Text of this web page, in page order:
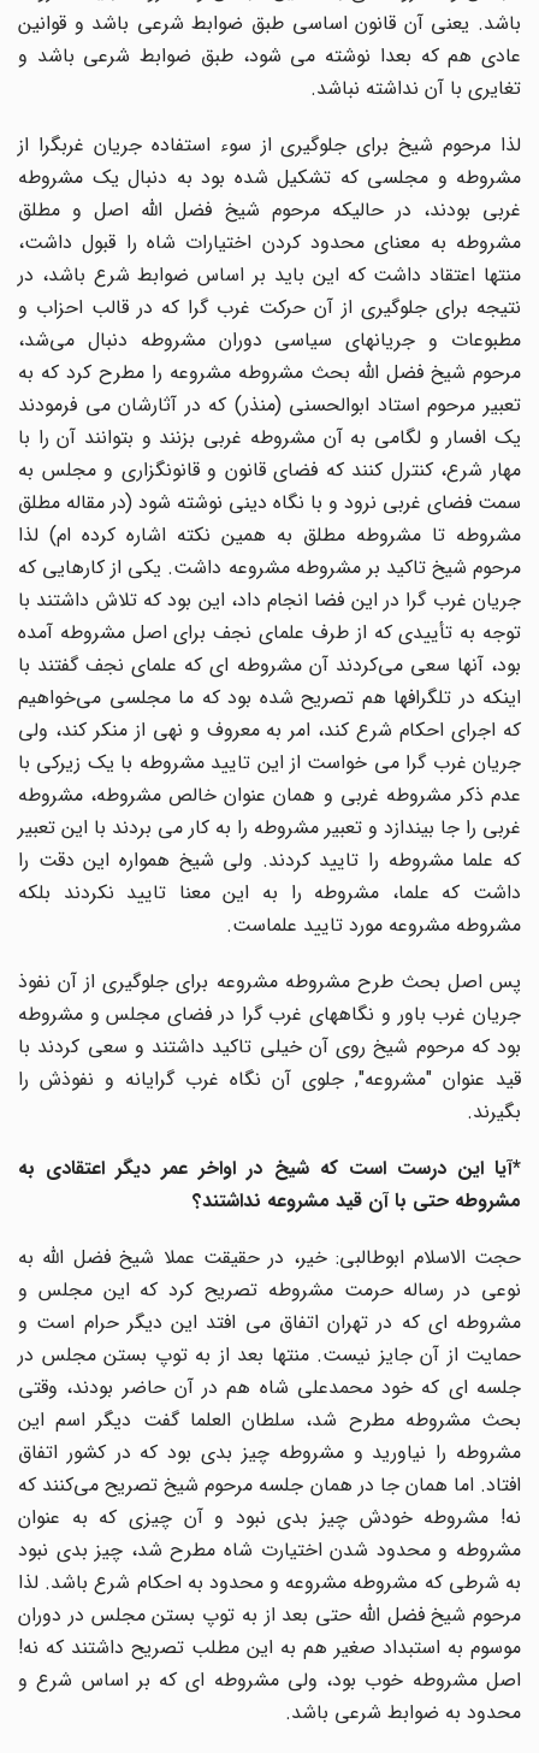
باشد. یعنی آن قانون اساسی طبق ضوابط شرعی باشد و قوانین
عادی هم که بعدا نوشته می شود، طبق ضوابط شرعی باشد و
تغایری با آن نداشته نباشد.
لذا مرحوم شیخ برای جلوگیری از سوء استفاده جریان غربگرا از
مشروطه و مجلسی که تشکیل شده بود به دنبال یک مشروطه
غربی بودند، در حالیکه مرحوم شیخ فضل الله اصل و مطلق
مشروطه به معنای محدود کردن اختیارات شاه را قبول داشت،
منتها اعتقاد داشت که این باید بر اساس ضوابط شرع باشد، در
نتیجه برای جلوگیری از آن حرکت غرب گرا که در قالب احزاب و
مطبوعات و جریانهای سیاسی دوران مشروطه دنبال می‌شد،
مرحوم شیخ فضل الله بحث مشروطه مشروعه را مطرح کرد که به
تعبیر مرحوم استاد ابوالحسنی (منذر) که در آثارشان می فرمودند
یک افسار و لگامی به آن مشروطه غربی بزنند و بتوانند آن را با
مهار شرع، کنترل کنند که فضای قانون و قانونگزاری و مجلس به
سمت فضای غربی نرود و با نگاه دینی نوشته شود (در مقاله مطلق
مشروطه تا مشروطه مطلق به همین نکته اشاره کرده ام) لذا
مرحوم شیخ تاکید بر مشروطه مشروعه داشت. یکی از کارهایی که
جریان غرب گرا در این فضا انجام‌ داد، این بود که تلاش داشتند با
توجه به تأییدی که از طرف علمای نجف برای اصل مشروطه آمده
بود، آنها سعی می‌کردند آن مشروطه ای که علمای نجف گفتند با
اینکه در تلگرافها هم تصریح شده بود که ما مجلسی می‌خواهیم
که اجرای احکام شرع کند، امر به معروف و نهی از منکر کند، ولی
جریان غرب گرا می خواست از این تایید مشروطه با یک زیرکی با
عدم ذکر مشروطه غربی و همان عنوان خالص مشروطه، مشروطه
غربی را جا بیندازد و تعبیر مشروطه را به کار می بردند با این تعبیر
که علما مشروطه را تایید کردند. ولی شیخ همواره این دقت را
داشت که علما، مشروطه را به این معنا تایید نکردند بلکه
مشروطه مشروعه مورد تایید علماست.
پس اصل بحث طرح مشروطه مشروعه برای جلوگیری از آن نفوذ
جریان غرب باور و نگاههای غرب گرا در فضای مجلس و مشروطه
بود که مرحوم شیخ روی آن خیلی تاکید داشتند و سعی کردند با
قید عنوان "مشروعه", جلوی آن نگاه غرب گرایانه و نفوذش را
بگیرند.
*آیا این درست است که شیخ در اواخر عمر دیگر اعتقادی به
مشروطه حتی با آن قید مشروعه نداشتند؟
حجت الاسلام ابوطالبی: خیر، در حقیقت عملا شیخ فضل الله به
نوعی در رساله حرمت مشروطه تصریح کرد که این مجلس و
مشروطه ای که در تهران اتفاق می افتد این دیگر حرام است و
حمایت از آن جایز نیست. منتها بعد از به توپ بستن مجلس در
جلسه ای که خود محمدعلی شاه هم در آن حاضر بودند، وقتی
بحث مشروطه مطرح شد، سلطان العلما گفت دیگر اسم این
مشروطه را نیاورید و مشروطه چیز بدی بود که در کشور اتفاق
افتاد. اما همان جا در همان جلسه مرحوم شیخ تصریح می‌کنند که
نه! مشروطه خودش چیز بدی نبود و آن چیزی که به عنوان
مشروطه و محدود شدن اختیارت شاه مطرح شد، چیز بدی نبود
به شرطی که مشروطه مشروعه و محدود به احکام شرع باشد. لذا
مرحوم شیخ فضل الله حتی بعد از به توپ بستن مجلس در دوران
موسوم به استبداد صغیر هم به این مطلب تصریح داشتند که نه!
اصل مشروطه خوب بود، ولی مشروطه ای که بر اساس شرع و
محدود به ضوابط شرعی باشد.